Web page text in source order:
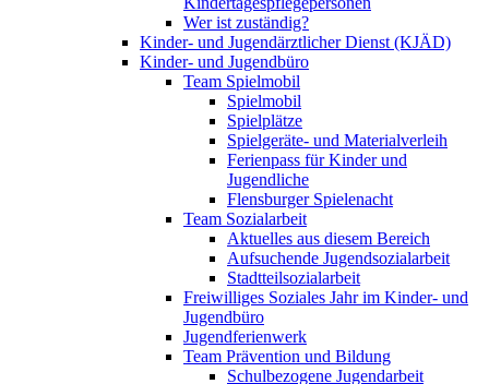
Wer ist zuständig?
Kinder- und Jugendärztlicher Dienst (KJÄD)
Kinder- und Jugendbüro
Team Spielmobil
Spielmobil
Spielplätze
Spielgeräte- und Materialverleih
Ferienpass für Kinder und
Jugendliche
Flensburger Spielenacht
Team Sozialarbeit
Aktuelles aus diesem Bereich
Aufsuchende Jugendsozialarbeit
Stadtteilsozialarbeit
Freiwilliges Soziales Jahr im Kinder- und
Jugendbüro
Jugendferienwerk
Team Prävention und Bildung
Schulbezogene Jugendarbeit